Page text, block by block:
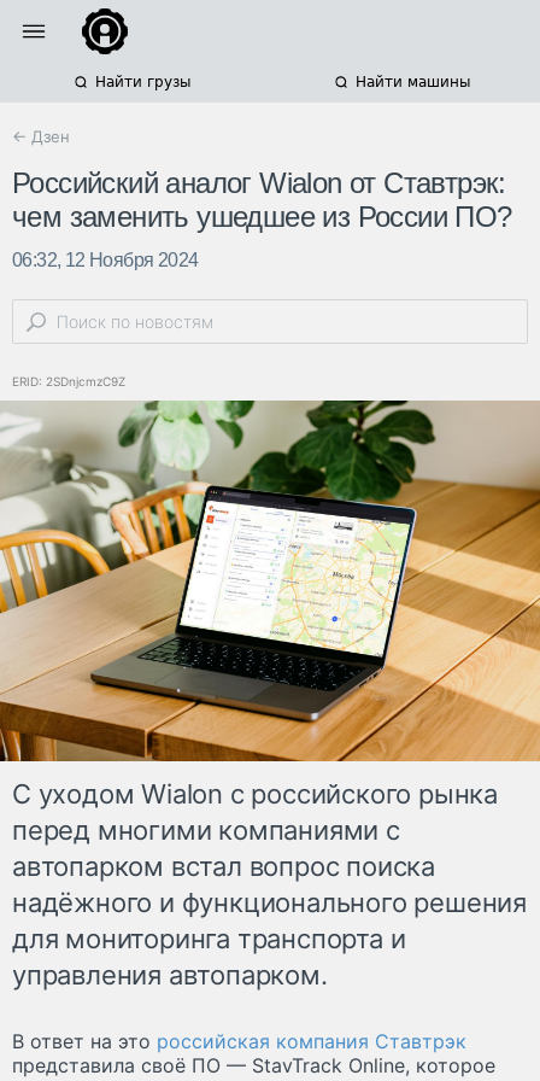
Найти грузы Найти машины
← Дзен
Российский аналог Wialon от Ставтрэк:
чем заменить ушедшее из России ПО?
06:32, 12 Ноября 2024
ERID: 2SDnjcmzC9Z
С уходом Wialon с российского рынка
перед многими компаниями с
автопарком встал вопрос поиска
надёжного и функционального решения
для мониторинга транспорта и
управления автопарком.
В ответ на это российская компания Ставтрэк
представила своё ПО — StavTrack Online, которое